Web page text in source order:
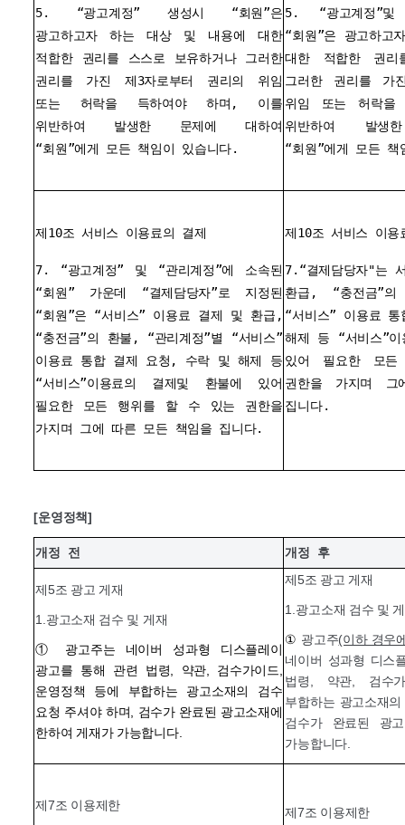
5. “광고계정” 생성시 “회원”은
광고하고자 하는 대상 및 내용에 대한
적합한 권리를 스스로 보유하거나 그러한
권리를 가진 제3자로부터 권리의 위임
또는 허락을 득하여야 하며, 이를
위반하여 발생한 문제에 대하여
“회원”에게 모든 책임이 있습니다.
5. “광고계정”
“회원”은 광고하고
대한 적합한 권리
그러한 권리를 가
위임 또는 허락을
위반하여 발생
“회원”에게 모든 책
제10조 서비스 이용료의 결제
7. “광고계정” 및 “관리계정”에 소속된
“회원” 가운데 “결제담당자”로 지정된
“회원”은 “서비스” 이용료 결제 및 환급,
“충전금”의 환불, “관리계정”별 “서비스”
이용료 통합 결제 요청, 수락 및 해제 등
“서비스”이용료의 결제및 환불에 있어
필요한 모든 행위를 할 수 있는 권한을
가지며 그에 따른 모든 책임을 집니다.
제10조 서비스 이용
7.“결제담당자"는
환급, “충전금”
“서비스” 이용료
해제 등 “서비스”
있어 필요한 모
권한을 가지며
집니다.
[운영정책]
개정 전 개정 후
제5조 광고 게재
1.광고소재 검수 및 게재
①
광고주는 네이버 성과형 디스플레이
광고를 통해 관련 법령, 약관, 검수가이드,
운영정책 등에 부합하는 광고소재의 검수
요청 주셔야 하며, 검수가 완료된 광고소재에
한하여 게재가 가능합니다.
제5조 광고 게재
1. 광고소재 검수 및
① 광고주(이하 경우
네이버 성과형 디스
법령, 약관, 검수
부합하는 광고소재
검수가 완료된 광
가능합니다.
제7조 이용제한 제7조 이용제한